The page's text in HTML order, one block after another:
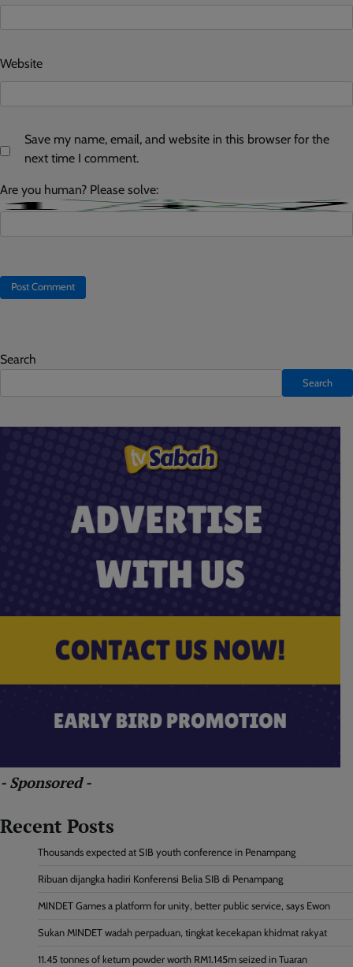
Website
Save my name, email, and website in this browser for the
next time I comment.
Are you human? Please solve:
Search
Search
- Sponsored -
Recent Posts
Thousands expected at SIB youth conference in Penampang
Ribuan dijangka hadiri Konferensi Belia SIB di Penampang
MINDET Games a platform for unity, better public service, says Ewon
Sukan MINDET wadah perpaduan, tingkat kecekapan khidmat rakyat
11.45 tonnes of ketum powder worth RM1.145m seized in Tuaran